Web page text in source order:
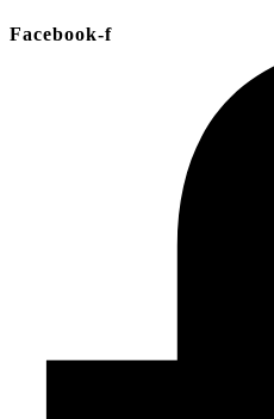
Facebook-f